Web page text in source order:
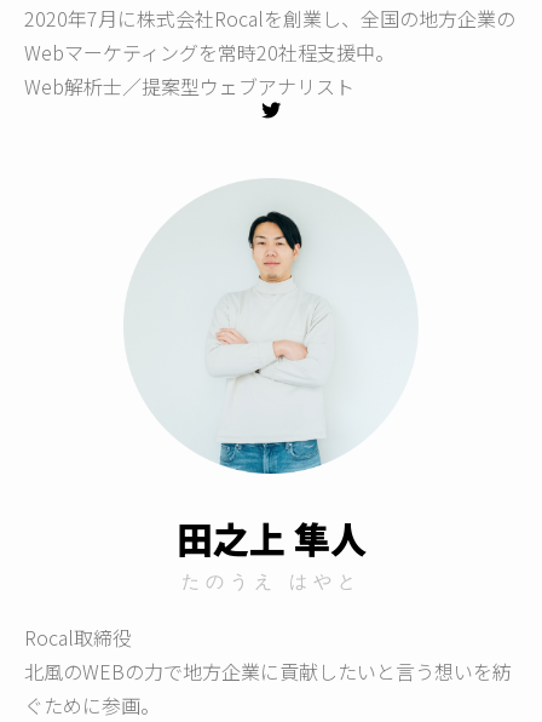
2020年7月に株式会社Rocalを創業し、全国の地方企業の
Webマーケティングを常時20社程支援中。
Web解析士／提案型ウェブアナリスト
田之上 隼人
たのうえ はやと
Rocal取締役
北風のWEBの力で地方企業に貢献したいと言う想いを紡
ぐために参画。